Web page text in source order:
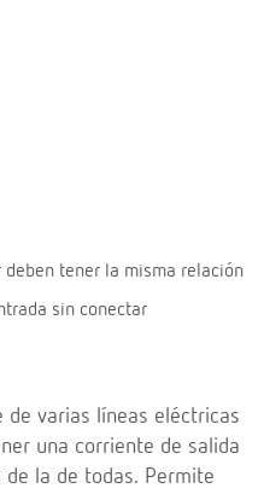
deben tener la misma relación
sin conectar
de varias líneas eléctricas
una corriente de salida
la de todas. Permite